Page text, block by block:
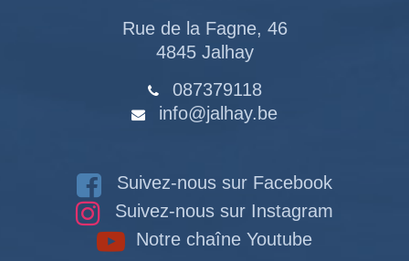
Rue de la Fagne, 46
4845 Jalhay
087379118
info@jalhay.be
Suivez-nous sur Facebook
Suivez-nous sur Instagram
Notre chaîne Youtube